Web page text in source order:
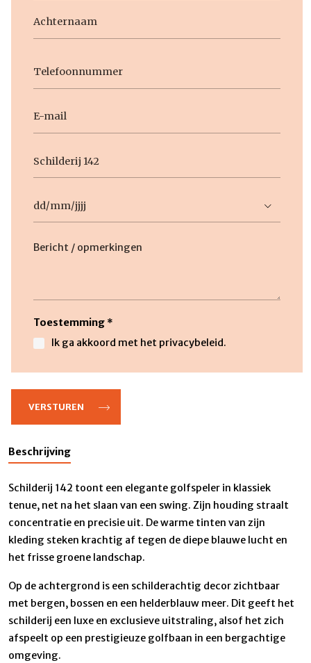
mail
titel
DD
slash
MM
Toestemming *
Ik ga akkoord met het privacybeleid.
Beschrijving
Schilderij 142 toont een elegante golfspeler in klassiek
tenue, net na het slaan van een swing. Zijn houding straalt
concentratie en precisie uit. De warme tinten van zijn
kleding steken krachtig af tegen de diepe blauwe lucht en
het frisse groene landschap.
Op de achtergrond is een schilderachtig decor zichtbaar
met bergen, bossen en een helderblauw meer. Dit geeft het
schilderij een luxe en exclusieve uitstraling, alsof het zich
afspeelt op een prestigieuze golfbaan in een bergachtige
omgeving.